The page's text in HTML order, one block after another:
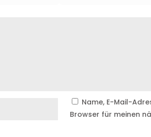
Name, E-Mail-
Browser für meinen